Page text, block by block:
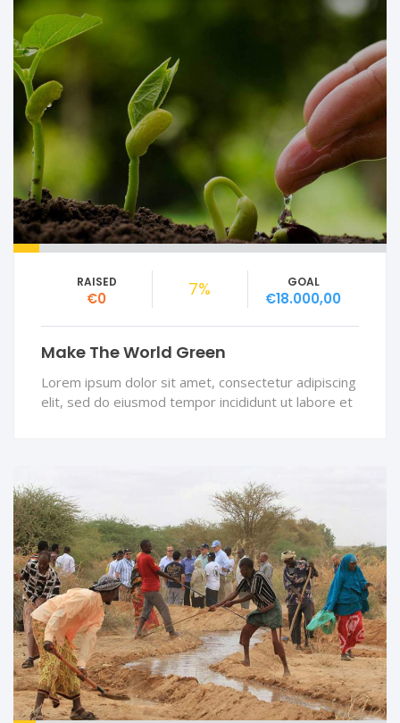
RAISED
€0 7% GOAL
€18.000,00
Make The World Green
Lorem ipsum dolor sit amet, consectetur adipiscing
elit, sed do eiusmod tempor incididunt ut labore et